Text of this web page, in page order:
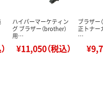
ハイパーマーケティン
グ ブラザー（brother）
用…
¥11,050（税込）
ブラザー
正トナー
…